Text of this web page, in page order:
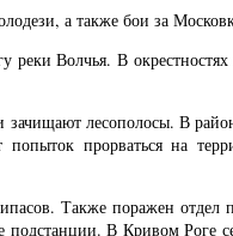
а также бои за
Волчья. В
лесополосы. В
прорваться на
Также поражен
В Кривом Роге